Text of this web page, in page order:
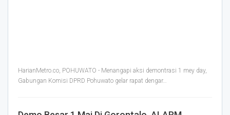
HarianMetro.co, POHUWATO - Menangapi aksi demontrasi 1 mey day,
Gabungan Komisi DPRD Pohuwato gelar rapat dengar…